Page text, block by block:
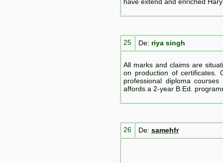
25 De: riya singh
All marks and claims are
on production of certificates.
professional diploma
affords a 2-year B.Ed.
26 De: samehfr